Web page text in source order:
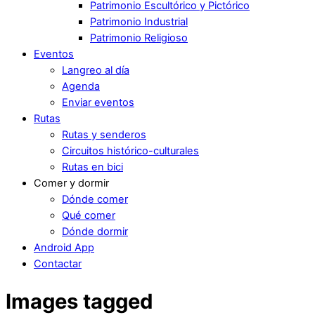
Patrimonio Escultórico y Pictórico
Patrimonio Industrial
Patrimonio Religioso
Eventos
Langreo al día
Agenda
Enviar eventos
Rutas
Rutas y senderos
Circuitos histórico-culturales
Rutas en bici
Comer y dormir
Dónde comer
Qué comer
Dónde dormir
Android App
Contactar
Images tagged